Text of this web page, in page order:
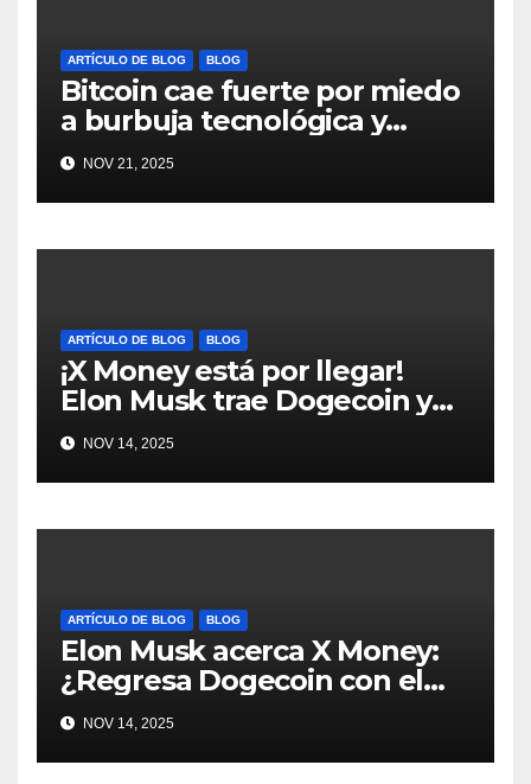
ARTÍCULO DE BLOG BLOG
Bitcoin cae fuerte por miedo
a burbuja tecnológica y
nervios en AI #crypto
#Bitcoin
NOV 21, 2025
ARTÍCULO DE BLOG BLOG
¡X Money está por llegar!
Elon Musk trae Dogecoin y
más al mundo de pagos
#Crypto #Dogecoin
NOV 14, 2025
ARTÍCULO DE BLOG BLOG
Elon Musk acerca X Money:
¿Regresa Dogecoin con el
nuevo pago nativo? #Cripto
#Dogecoin
NOV 14, 2025